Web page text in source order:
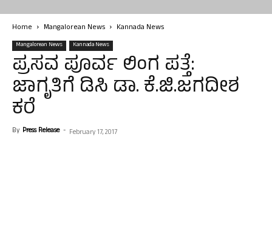
Home Mangalorean News Kannada News
Mangalorean News Kannada News
ಪ್ರಸವ ಪೂರ್ವ ಲಿಂಗ ಪತ್ತೆ:
ಜಾಗೃತಿಗೆ ಡಿಸಿ ಡಾ. ಕೆ.ಜಿ.ಜಗದೀಶ
ಕರೆ
By Press Release - February 17, 2017